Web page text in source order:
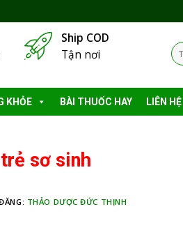
Ship COD
Tận nơi
KHỎE BÀI THUỐC HAY LIÊN HỆ
sơ sinh
THẢO DƯỢC ĐỨC THỊNH